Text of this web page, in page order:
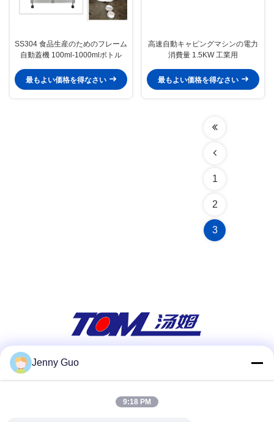
SS304 食品生産のためのフレーム
自動蓋機 100ml-1000mlボトル
最もよい価格を得なさい
高速自動キャピングマシンの電力
消費量 1.5KW 工業用
最もよい価格を得なさい
1
2
3
Jenny Guo
9:18 PM